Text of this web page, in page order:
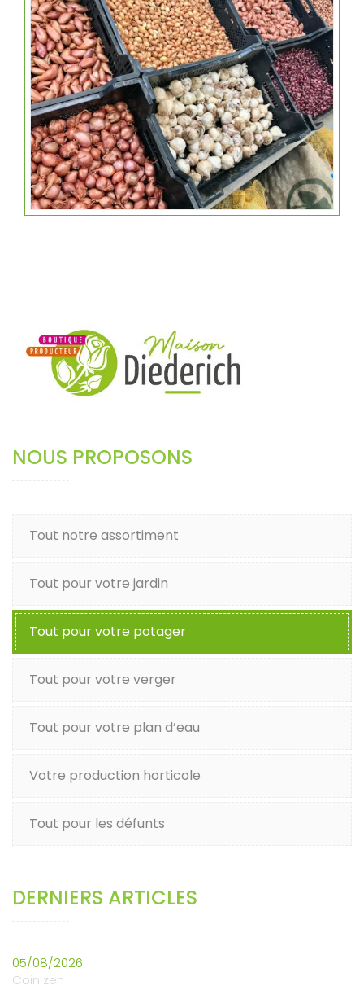
NOUS PROPOSONS
Tout notre assortiment
Tout pour votre jardin
Tout pour votre potager
Tout pour votre verger
Tout pour votre plan d’eau
Votre production horticole
Tout pour les défunts
DERNIERS ARTICLES
05/08/2026
Coin zen